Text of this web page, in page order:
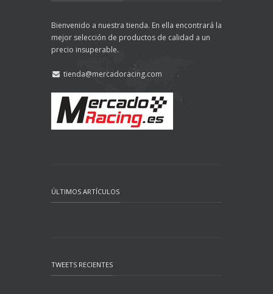
Bienvenido a nuestra tienda. En ella encontrará la
mejor selección de productos de calidad a un
precio insuperable.
tienda@mercadoracing.com
ÚLTIMOS ARTÍCULOS
TWEETS RECIENTES